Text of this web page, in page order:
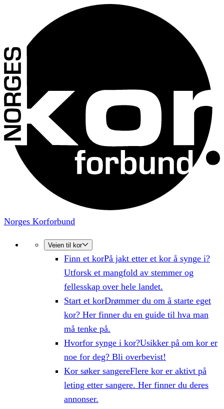
Norges Korforbund
Veien til kor
Finn et korPå jakt etter et kor å synge i?
Utforsk et mangfold av stemmer og
fellesskap over hele landet.
Start et korDrømmer du om å starte eget
kor? Her finner du en guide til hva man
må tenke på.
Hvorfor synge i kor?Usikker på om kor er
noe for deg? Bli overbevist!
Kor søker sangereFlere kor er aktivt på
leting etter sangere. Her finner du deres
annonser.